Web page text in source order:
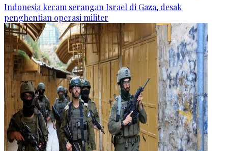
Indonesia kecam serangan Israel di Gaza, desak
penghentian operasi militer